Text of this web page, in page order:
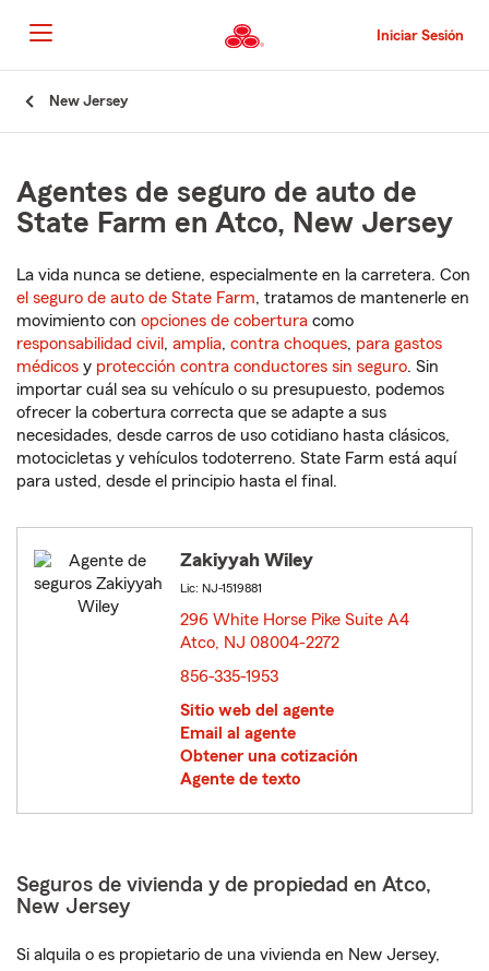
al
contenido
principal
Iniciar Sesión
New Jersey
Agentes de seguro de auto de
State Farm en Atco, New Jersey
La vida nunca se detiene, especialmente en la carretera. Con
el seguro de auto de State Farm, tratamos de mantenerle en
movimiento con opciones de cobertura como
responsabilidad civil , amplia, contra choques, para gastos
médicos y protección contra conductores sin seguro. Sin
importar cuál sea su vehículo o su presupuesto, podemos
ofrecer la cobertura correcta que se adapte a sus
necesidades, desde carros de uso cotidiano hasta clásicos,
motocicletas y vehículos todoterreno. State Farm está aquí
para usted, desde el principio hasta el final.
Zakiyyah Wiley
Lic: NJ-1519881
296 White Horse Pike Suite A4
Atco, NJ 08004-2272
856-335-1953
Sitio web del agente
Email al agente
Obtener una cotización
Agente de texto
Seguros de vivienda y de propiedad en Atco,
New Jersey
Si alquila o es propietario de una vivienda en New Jersey,